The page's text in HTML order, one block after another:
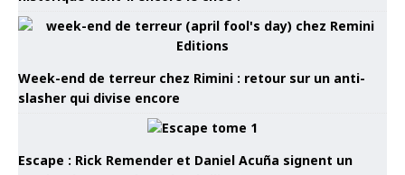
Week-end de terreur chez Rimini : retour sur un anti-
slasher qui divise encore
Escape : Rick Remender et Daniel Acuña signent un